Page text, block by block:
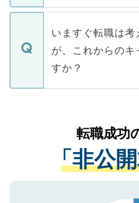
関を公にしてしまう
に、医療機関が求め
みを人材紹介会社に
ています。
定を承諾する必要は
の辞退の連絡はキャ
個人情報が漏えいす
で、ご安心ください
などで収集したご登
ご本人のキャリアア
支援を目的に使用い
ているすべての個人
は、個人情報の取り
管理基準を満たした
る、プライバシーマ
いますぐ転職は
が、これからのキ
すか？
かがいして、現在の
経験をまじえながら
させていただきます
ない方には、長期的
ので、まずはご登録
転職成功
「非公